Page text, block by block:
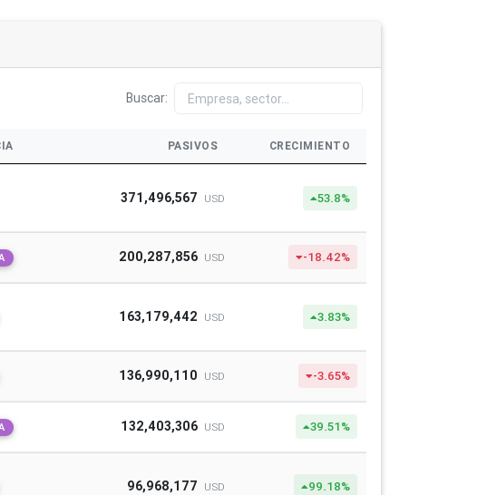
Buscar:
PASIVOS CRECIMIENTO
371,496,567 USD 53.8%
200,287,856 USD -18.42%
163,179,442 USD 3.83%
136,990,110 USD -3.65%
132,403,306 USD 39.51%
96,968,177 USD 99.18%